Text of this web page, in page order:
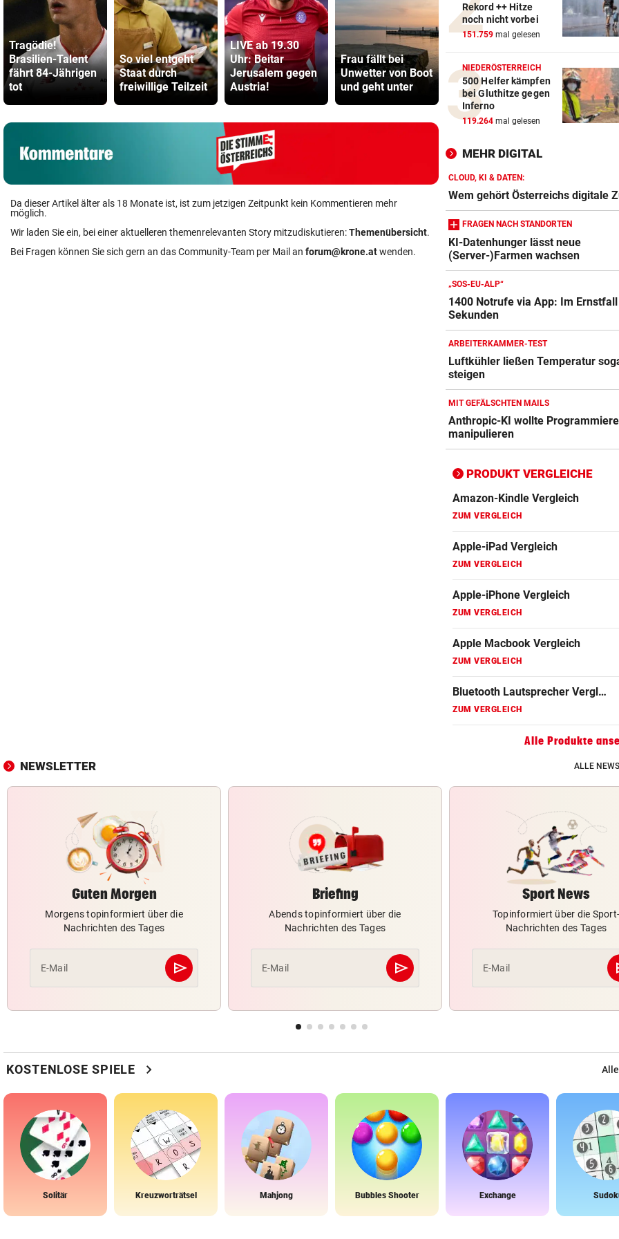
Tragödie!
Brasilien-Talent
fährt 84-Jährigen
tot
So viel entgeht
Staat durch
freiwillige Teilzeit
LIVE ab 19.30
Uhr: Beitar
Jerusalem gegen
Austria!
Frau fällt bei
Unwetter von Boot
und geht unter
drohen Kunden
Strafen
gegen ORF-
Stiftungsrat
Da dieser Artikel älter als 18 Monate ist, ist zum jetzigen Zeitpunkt kein Kommentieren mehr
möglich.
Wir laden Sie ein, bei einer aktuelleren themenrelevanten Story mitzudiskutieren:Themenübersicht.
Bei Fragen können Sie sich gern an das Community-Team per Mail an forum@krone.atwenden.
FIFA UND INFANTINO vor
Gegenschlag, Wirbel um WM
und neue Vorwürfe
VOR KÜSTE OMANS vor
Tanker meldet Explosionen
Straße von Hormuz
Altacher Kies-Krieg: Gericht
Rekord ++ Hitze
noch nicht vorbei
151.759 mal gelesen
NIEDERÖSTERREICH
500 Helfer kämpfen
bei Gluthitze gegen
Inferno
119.264 mal gelesen
MEHR DIGITAL
CLOUD, KI & DATEN:
Wem gehört Österreichs digitale
FRAGEN NACH STANDORTEN
KI-Datenhunger lässt neue
(Server-)Farmen wachsen
„SOS-EU-ALP“
1400 Notrufe via App: Im
Sekunden
ARBEITERKAMMER-TEST
Luftkühler ließen Temperatur
steigen
MIT GEFÄLSCHTEN MAILS
Anthropic-KI wollte
manipulieren
PRODUKT VERGLEICHE
Amazon-Kindle Vergleich
ZUM VERGLEICH
Apple-iPad Vergleich
ZUM VERGLEICH
Apple-iPhone Vergleich
ZUM VERGLEICH
Apple Macbook Vergleich
ZUM VERGLEICH
ZUM VERGLEICH
DSL Speedtest
Fernseher Vergleich
Fritz Repeater Vergleich
Gaming Laptop Vergleich
Grafikkarten Vergleich
Alle Produkte
NEWSLETTER ALLE
Guten Morgen
Morgens topinformiert über die
Nachrichten des Tages
E-Mail send
Abschicken
Briefing
Abends topinformiert über die
Nachrichten des Tages
E-Mail send
Abschicken
Sport News
Topinformiert über die Sport-
Nachrichten des Tages
E-Mail
KOSTENLOSE SPIELE chevron_right
Solitär Kreuzworträtsel Mahjong Bubbles Shooter Exchange